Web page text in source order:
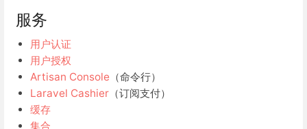
服务
用户认证
用户授权
Artisan Console （命令行）
Laravel Cashier（订阅支付）
缓存
集合